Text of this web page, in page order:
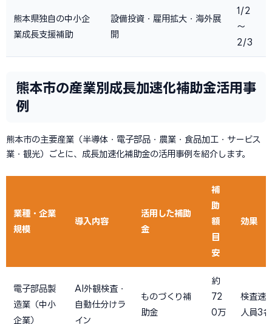
熊本県独自の中小企
業成長支援補助
設備投資・雇用拡大・海外展
開
1/2
〜
2/3
熊本市の産業別成長加速化補助金活用事
例
熊本市の主要産業（半導体・電子部品・農業・食品加工・サービス
業・観光）ごとに、成長加速化補助金の活用事例を紹介します。
業種・企業
規模
導入内容
活用した補助
金
補
助
額
目
安
効果
電子部品製
造業（中小
企業）
AI外観検査・
自動仕分けラ
イン
ものづくり補
助金
約
72
0万
検査速
人員3